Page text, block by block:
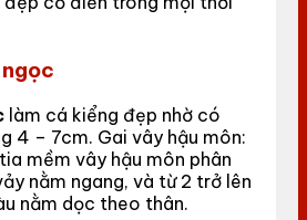
làm cá kiểng đẹp nhờ có
4 – 7cm. Gai vây hậu môn:
mềm vây hậu môn phân
nằm ngang, và từ 2 trở lên
nằm dọc theo thân.